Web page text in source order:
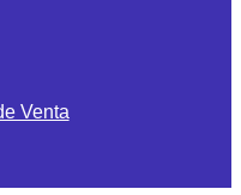
Venta